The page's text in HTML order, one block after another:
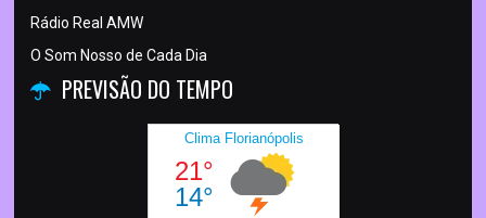
Rádio Real AMW
O Som Nosso de Cada Dia
PREVISÃO DO TEMPO